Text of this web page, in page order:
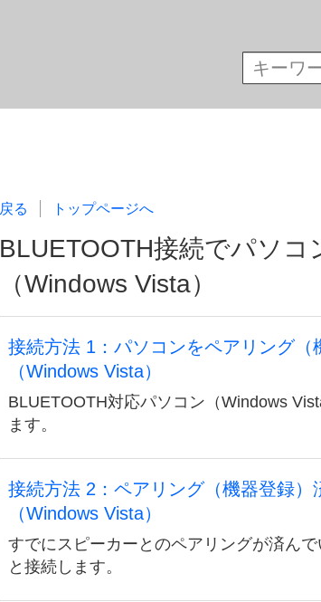
戻る トップページへ
BLUETOOTH接続でパソコ
（Windows Vista）
接続方法 1：パソコンをペアリング（
（Windows Vista）
BLUETOOTH対応パソコン（Windows
ます。
接続方法 2：ペアリング（機器登録）
（Windows Vista）
すでにスピーカーとのペアリングが済んで
と接続します。